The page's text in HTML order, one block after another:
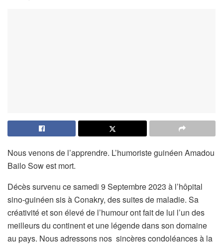
Nous venons de l’apprendre. L’humoriste guinéen Amadou
Bailo Sow est mort.
Décès survenu ce samedi 9 Septembre 2023 à l’hôpital
sino-guinéen sis à Conakry, des suites de maladie. Sa
créativité et son élevé de l’humour ont fait de lui l’un des
meilleurs du continent et une légende dans son domaine
au pays. Nous adressons nos sincères condoléances à la